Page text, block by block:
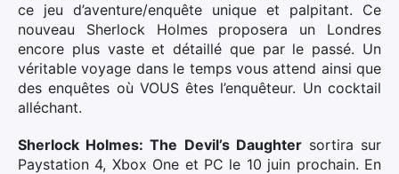
ce jeu d’aventure/enquête unique et palpitant. Ce
nouveau Sherlock Holmes proposera un Londres
encore plus vaste et détaillé que par le passé. Un
véritable voyage dans le temps vous attend ainsi que
des enquêtes où VOUS êtes l’enquêteur. Un cocktail
alléchant.
Sherlock Holmes: The Devil’s Daughtersortira sur
Paystation 4, Xbox One et PC le 10 juin prochain. En